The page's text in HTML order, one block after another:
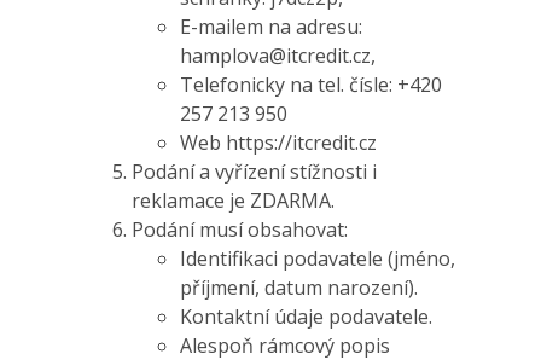
E-mailem na adresu:
hamplova@itcredit.cz,
Telefonicky na tel. čísle: +420
257 213 950
Web https://itcredit.cz
Podání a vyřízení stížnosti i
reklamace je ZDARMA.
Podání musí obsahovat:
Identifikaci podavatele (jméno,
příjmení, datum narození).
Kontaktní údaje podavatele.
Alespoň rámcový popis